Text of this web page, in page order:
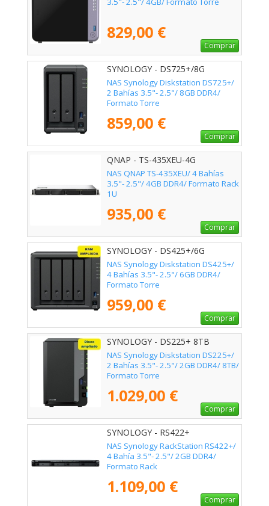
829,00 €
Comprar
SYNOLOGY - DS725+/8G
NAS Synology Diskstation DS725+/
2 Bahías 3.5"- 2.5"/ 8GB DDR4/
Formato Torre
859,00 €
Comprar
QNAP - TS-435XEU-4G
NAS QNAP TS-435XEU/ 4 Bahías
3.5"- 2.5"/ 4GB DDR4/ Formato Rack
1U
935,00 €
Comprar
SYNOLOGY - DS425+/6G
NAS Synology Diskstation DS425+/
4 Bahías 3.5"- 2.5"/ 6GB DDR4/
Formato Torre
959,00 €
Comprar
SYNOLOGY - DS225+ 8TB
NAS Synology Diskstation DS225+/
2 Bahías 3.5"- 2.5"/ 2GB DDR4/ 8TB/
Formato Torre
1.029,00 €
Comprar
SYNOLOGY - RS422+
NAS Synology RackStation RS422+/
4 Bahía 3.5"- 2.5"/ 2GB DDR4/
Formato Rack
1.109,00 €
Comprar